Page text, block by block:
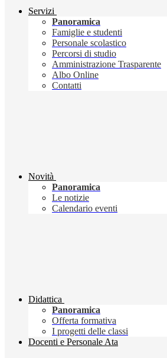
Servizi
Panoramica
Famiglie e studenti
Personale scolastico
Percorsi di studio
Amministrazione Trasparente
Albo Online
Contatti
Novità
Panoramica
Le notizie
Calendario eventi
Didattica
Panoramica
Offerta formativa
I progetti delle classi
Docenti e Personale Ata